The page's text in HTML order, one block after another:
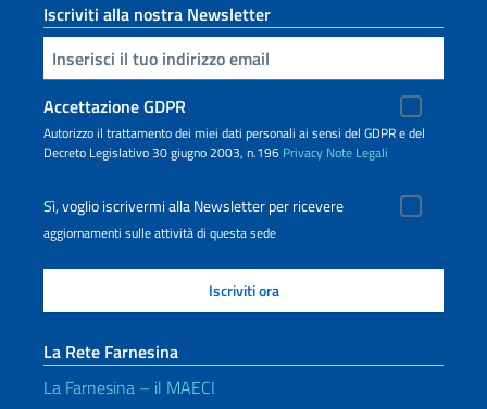
Iscriviti alla nostra Newsletter
Inserisci la tua email
Accettazione GDPR
Autorizzo il trattamento dei miei dati personali ai sensi del GDPR e del
Decreto Legislativo 30 giugno 2003, n.196 Privacy Note Legali
Sì, voglio iscrivermi alla Newsletter per ricevere
aggiornamenti sulle attività di questa sede
La Rete Farnesina
La Farnesina – il MAECI